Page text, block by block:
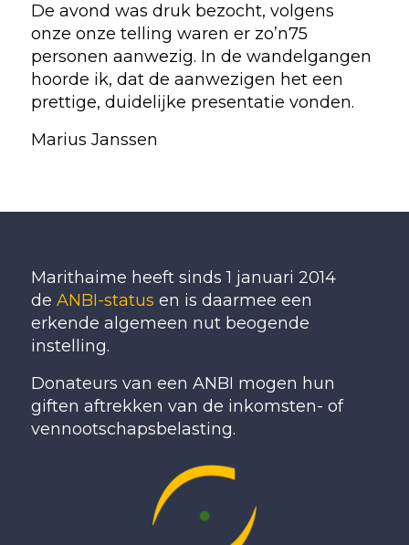
De avond was druk bezocht, volgens
onze onze telling waren er zo’n75
personen aanwezig. In de wandelgangen
hoorde ik, dat de aanwezigen het een
prettige, duidelijke presentatie vonden.
Marius Janssen
Marithaime heeft sinds 1 januari 2014
de ANBI-status en is daarmee een
erkende algemeen nut beogende
instelling.
Donateurs van een ANBI mogen hun
giften aftrekken van de inkomsten- of
vennootschapsbelasting.